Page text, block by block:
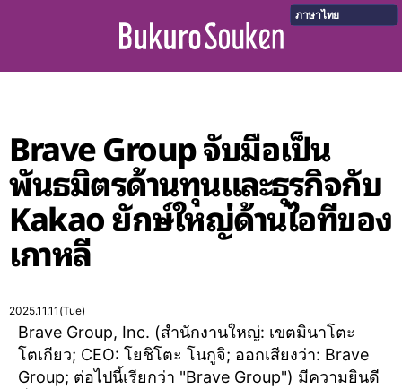
ภาษาไทย
Brave Group จับมือเป็น
พันธมิตรด้านทุนและธุรกิจกับ
Kakao ยักษ์ใหญ่ด้านไอทีของ
เกาหลี
2025.11.11(Tue)
Brave Group, Inc. (สำนักงานใหญ่: เขตมินาโตะ
โตเกียว; CEO: โยชิโตะ โนกูจิ; ออกเสียงว่า: Brave
Group; ต่อไปนี้เรียกว่า "Brave Group") มีความยินดี